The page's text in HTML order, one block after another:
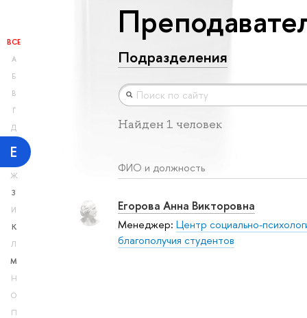
ВСЕ
А
Б
В
Г
Д
Е
Ж
З
И
К
Л
М
Н
О
П
Подразделения
Найден 1 человек
ФИО и должность
Егорова Анна Викторовна
Менеджер: Центр социально-
благополучия студентов